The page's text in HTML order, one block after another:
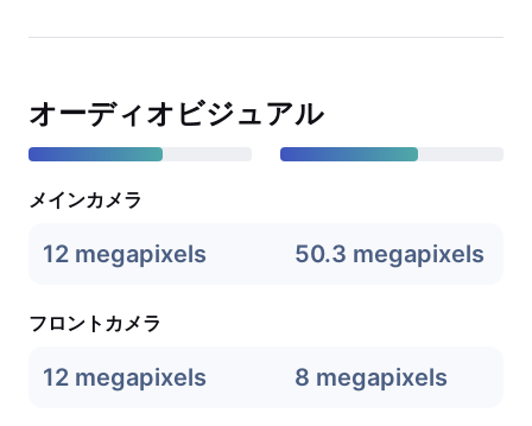
オーディオビジュアル
メインカメラ
12 megapixels 50.3 megapixels
フロントカメラ
12 megapixels 8 megapixels